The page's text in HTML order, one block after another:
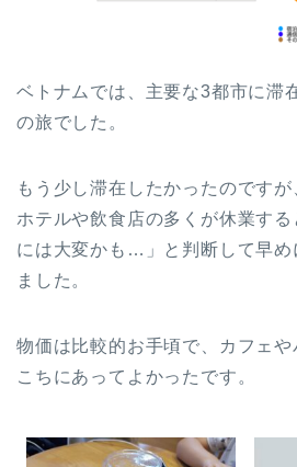
ベトナムでは、主要な3都市に滞
の旅でした。
もう少し滞在したかったのです
ホテルや飲食店の多くが休業す
には大変かも…」と判断して早め
ました。
物価は比較的お手頃で、カフェ
こちにあってよかったです。